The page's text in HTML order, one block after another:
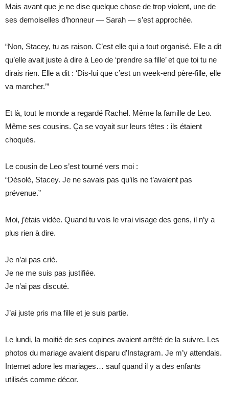
Mais avant que je ne dise quelque chose de trop violent, une de
ses demoiselles d’honneur — Sarah — s’est approchée.
“Non, Stacey, tu as raison. C’est elle qui a tout organisé. Elle a dit
qu’elle avait juste à dire à Leo de ‘prendre sa fille’ et que toi tu ne
dirais rien. Elle a dit : ‘Dis-lui que c’est un week-end père-fille, elle
va marcher.’”
Et là, tout le monde a regardé Rachel. Même la famille de Leo.
Même ses cousins. Ça se voyait sur leurs têtes : ils étaient
choqués.
Le cousin de Leo s’est tourné vers moi :
“Désolé, Stacey. Je ne savais pas qu’ils ne t’avaient pas
prévenue.”
Moi, j’étais vidée. Quand tu vois le vrai visage des gens, il n’y a
plus rien à dire.
Je n’ai pas crié.
Je ne me suis pas justifiée.
Je n’ai pas discuté.
J’ai juste pris ma fille et je suis partie.
Le lundi, la moitié de ses copines avaient arrêté de la suivre. Les
photos du mariage avaient disparu d’Instagram. Je m’y attendais.
Internet adore les mariages… sauf quand il y a des enfants
utilisés comme décor.